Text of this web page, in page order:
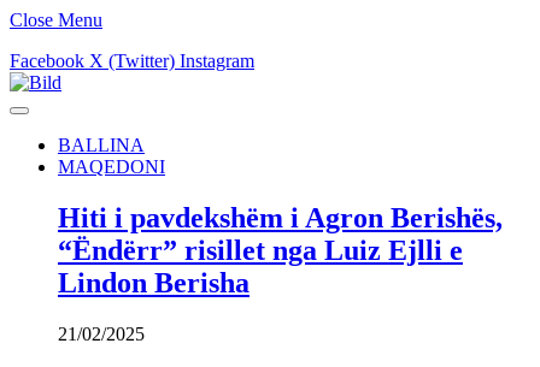
Close Menu
Facebook X (Twitter) Instagram
BALLINA
MAQEDONI
Hiti i pavdekshëm i Agron Berishës,
“Ëndërr” risillet nga Luiz Ejlli e
Lindon Berisha
21/02/2025